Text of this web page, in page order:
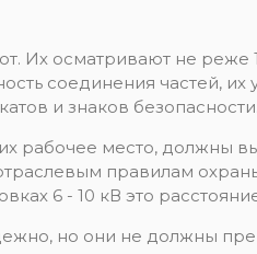
Их осматривают не
соединения частей,
и знаков безопасности.
рабочее место, должны
правилам
6 - 10 кВ это
но они не должны